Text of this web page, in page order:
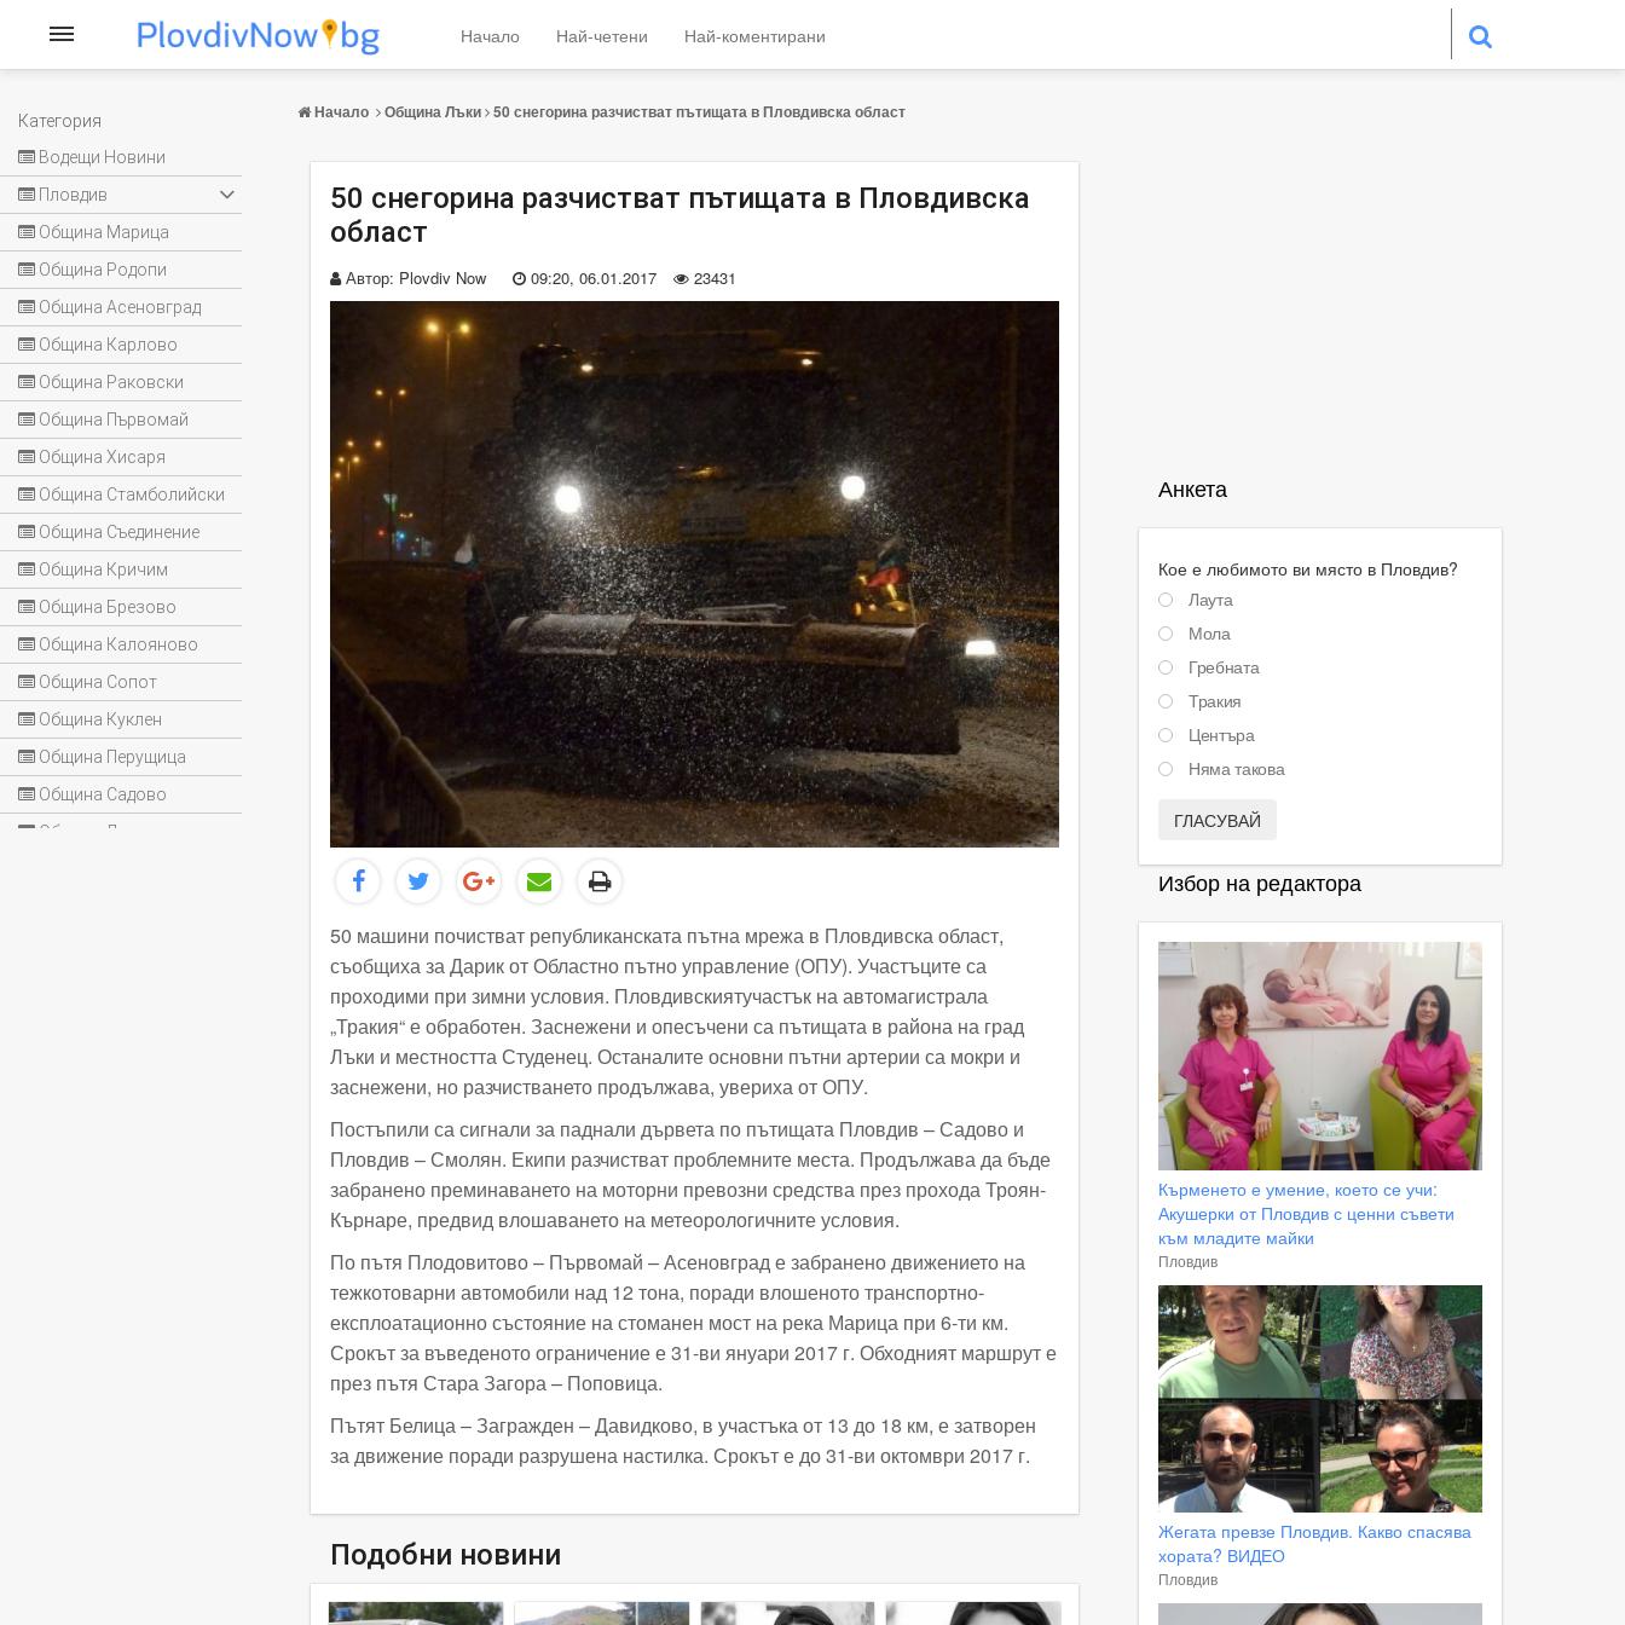
Категория
Водещи Новини
Пловдив
Община Марица
Община Родопи
Община Асеновград
Община Карлово
Община Раковски
Община Първомай
Община Хисаря
Община Стамболийски
Община Съединение
Община Кричим
Община Брезово
Община Калояново
Община Сопот
Община Куклен
Община Перущица
Община Садово
Община Лъки
Начало Най-четени Най-коментирани
Начало Община Лъки 50 снегорина разчистват пътищата в Пловдивска област
50 снегорина разчистват пътищата в Пловдивска
област
Автор: Plovdiv Now 09:20, 06.01.2017 23431
50 машини почистват републиканската пътна мрежа в Пловдивска област,
съобщиха за Дарик от Областно пътно управление (ОПУ). Участъците са
проходими при зимни условия. Пловдивскиятучастък на автомагистрала
„Тракия“ е обработен. Заснежени и опесъчени са пътищата в района на град
Лъки и местността Студенец. Останалите основни пътни артерии са мокри и
заснежени, но разчистването продължава, увериха от ОПУ.
Постъпили са сигнали за паднали дървета по пътищата Пловдив – Садово и
Пловдив – Смолян. Екипи разчистват проблемните места. Продължава да бъде
забранено преминаването на моторни превозни средства през прохода Троян-
Кърнаре, предвид влошаването на метеорологичните условия.
По пътя Плодовитово – Първомай – Асеновград е забранено движението на
тежкотоварни автомобили над 12 тона, поради влошеното транспортно-
експлоатационно състояние на стоманен мост на река Марица при 6-ти км.
Срокът за въведеното ограничение е 31-ви януари 2017 г. Обходният маршрут е
през пътя Стара Загора – Поповица.
Пътят Белица – Загражден – Давидково, в участъка от 13 до 18 км, е затворен
за движение поради разрушена настилка. Срокът е до 31-ви октомври 2017 г.
Подобни новини
Анкета
Кое е любимото ви място в Пловдив?
Лаута
Мола
Гребната
Тракия
Центъра
Няма такова
ГЛАСУВАЙ
Избор на редактора
Кърменето е умение, което се учи:
Акушерки от Пловдив с ценни съвети
към младите майки
Пловдив
Жегата превзе Пловдив. Какво спасява
хората? ВИДЕО
Пловдив